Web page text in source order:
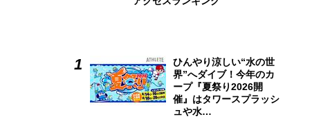
ひんやり涼しい“水の世
界”へダイブ！今年のカ
ープ『夏祭り2026開
催』はタワースプラッシ
ュや水…